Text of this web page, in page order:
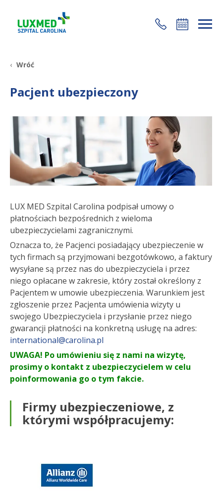
+48 22 35 58 200
Wróć
Pacjent ubezpieczony
LUX MED Szpital Carolina podpisał umowy o
płatnościach bezpośrednich z wieloma
ubezpieczycielami zagranicznymi.
Oznacza to, że Pacjenci posiadający ubezpieczenie w
tych firmach są przyjmowani bezgotówkowo, a faktury
wysyłane są przez nas do ubezpieczyciela i przez
niego opłacane w zakresie, który został określony z
Pacjentem w umowie ubezpieczenia. Warunkiem jest
zgłoszenie przez Pacjenta umówienia wizyty u
swojego Ubezpieczyciela i przysłanie przez niego
gwarancji płatności na konkretną usługę na adres:
international@carolina.pl
UWAGA! Po umówieniu się z nami na wizytę,
prosimy o kontakt z ubezpieczycielem w celu
poinformowania go o tym fakcie.
Firmy ubezpieczeniowe, z
którymi współpracujemy: